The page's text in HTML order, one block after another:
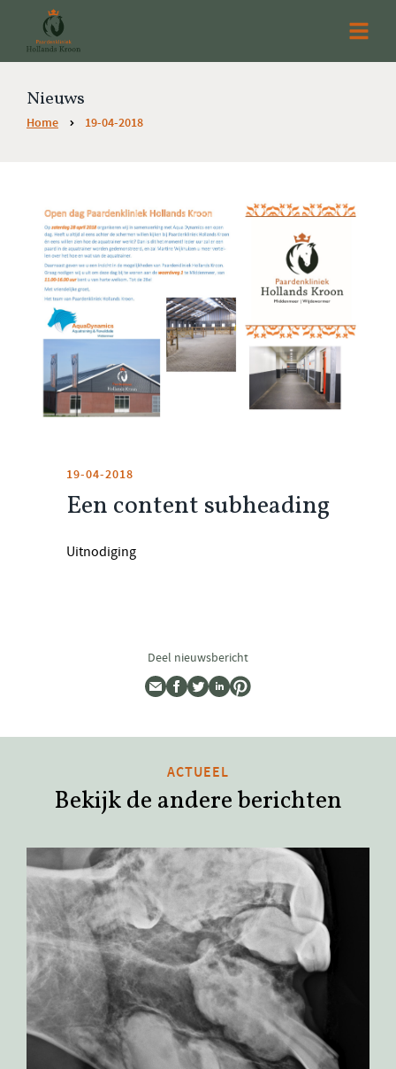
Nieuws
Home 19-04-2018
19-04-2018
Een content subheading
Uitnodiging
Deel nieuwsbericht
ACTUEEL
Bekijk de andere berichten